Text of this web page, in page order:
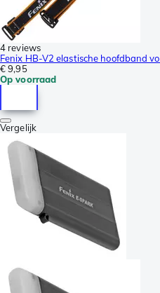
4 reviews
Fenix HB-V2 elastische hoofdband
€ 9,95
Op voorraad
Vergelijk